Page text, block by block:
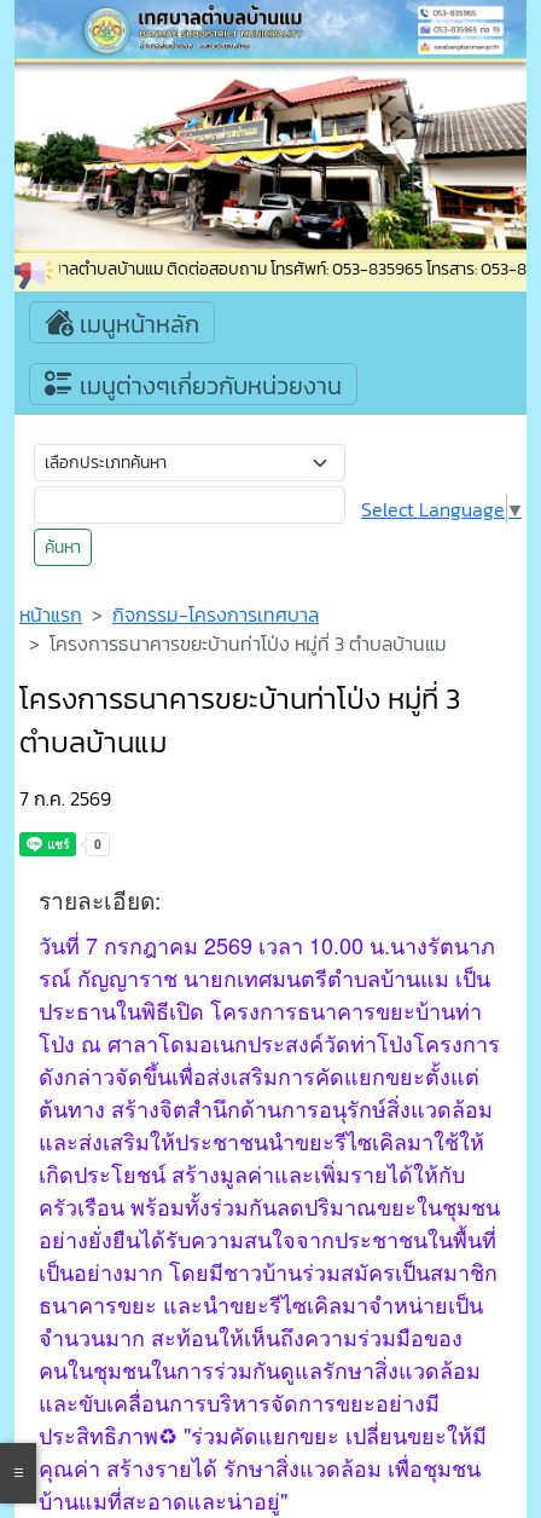
ทศบาลตำบลบ้านแม ติดต่อสอบถาม โทรศัพท์: 053-835965 โทรสาร: 053-
เมนูหน้าหลัก
เมนูต่างๆเกี่ยวกับหน่วยงาน
ค้นหา
Select Language ▼
หน้าแรก
กิจกรรม-โครงการเทศบาล
โครงการธนาคารขยะบ้านท่าโป่ง หมู่ที่ 3 ตำบลบ้านแม
โครงการธนาคารขยะบ้านท่าโป่ง หมู่ที่ 3
ตำบลบ้านแม
7 ก.ค. 2569
รายละเอียด:
วันที่ 7 กรกฎาคม 2569 เวลา 10.00 น.นางรัตนาภ
รณ์ กัญญาราช นายกเทศมนตรีตำบลบ้านแม เป็น
ประธานในพิธีเปิด โครงการธนาคารขยะบ้านท่า
โป่ง ณ ศาลาโดมอเนกประสงค์วัดท่าโป่งโครงการ
ดังกล่าวจัดขึ้นเพื่อส่งเสริมการคัดแยกขยะตั้งแต่
ต้นทาง สร้างจิตสำนึกด้านการอนุรักษ์สิ่งแวดล้อม
และส่งเสริมให้ประชาชนนำขยะรีไซเคิลมาใช้ให้
เกิดประโยชน์ สร้างมูลค่าและเพิ่มรายได้ให้กับ
ครัวเรือน พร้อมทั้งร่วมกันลดปริมาณขยะในชุมชน
อย่างยั่งยืนได้รับความสนใจจากประชาชนในพื้นที่
เป็นอย่างมาก โดยมีชาวบ้านร่วมสมัครเป็นสมาชิก
ธนาคารขยะ และนำขยะรีไซเคิลมาจำหน่ายเป็น
จำนวนมาก สะท้อนให้เห็นถึงความร่วมมือของ
คนในชุมชนในการร่วมกันดูแลรักษาสิ่งแวดล้อม
และขับเคลื่อนการบริหารจัดการขยะอย่างมี
ประสิทธิภาพ♻️ "ร่วมคัดแยกขยะ เปลี่ยนขยะให้มี
คุณค่า สร้างรายได้ รักษาสิ่งแวดล้อม เพื่อชุมชน
บ้านแมที่สะอาดและน่าอยู่"